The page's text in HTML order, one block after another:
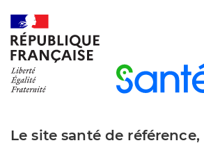
Le site santé de